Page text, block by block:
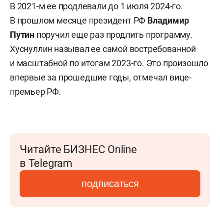
В 2021-м ее продлевали до 1 июля 2024-го.
В прошлом месяце президент РФ Владимир
Путин поручил еще раз продлить программу.
Хуснуллин называл ее самой востребованной
и масштабной по итогам 2023-го. Это произошло
впервые за прошедшие годы, отмечал вице-
премьер РФ.
Читайте БИЗНЕС Online
в Telegram
подписаться